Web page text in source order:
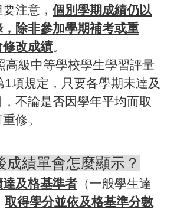
注意， 個別學期成績仍以
除非參加學期補考或重
改成績。
高級中等學校學生學習評量
項規定，只要各學期未達及
不論是否因學年平均而取
修。
成績單會怎麼顯示？
及格基準者 （一般學生達
取得學分並依及格基準分數